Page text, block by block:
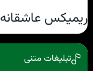
ریمیکس عاشقانه
تبلیغات متنی